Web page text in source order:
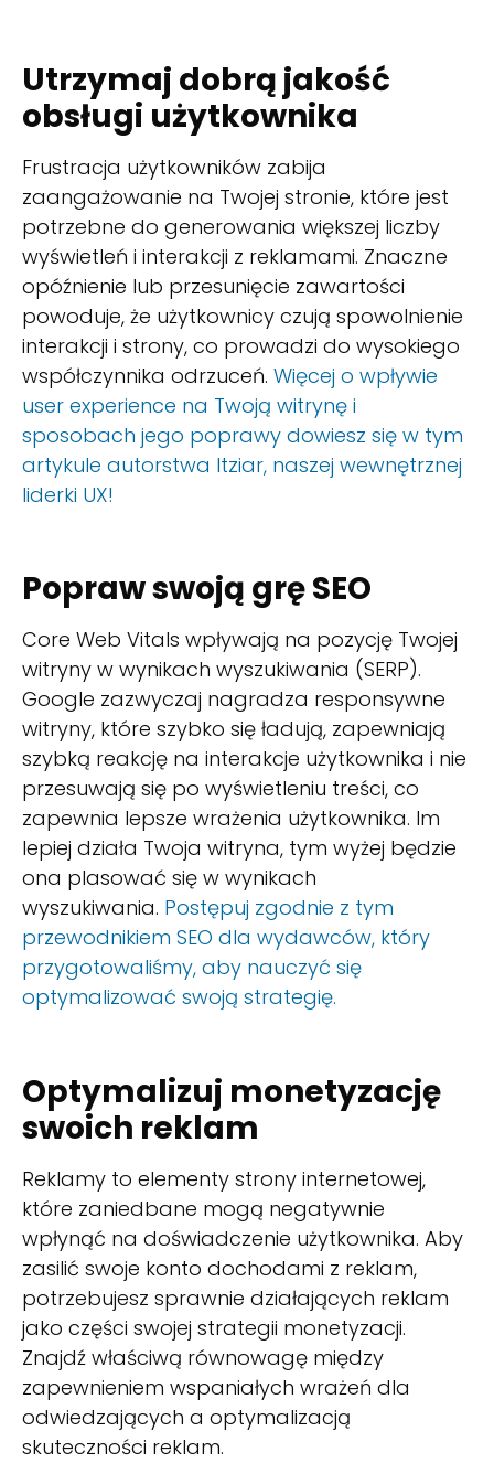
Utrzymaj dobrą jakość
obsługi użytkownika
Frustracja użytkowników zabija
zaangażowanie na Twojej stronie, które jest
potrzebne do generowania większej liczby
wyświetleń i interakcji z reklamami. Znaczne
opóźnienie lub przesunięcie zawartości
powoduje, że użytkownicy czują spowolnienie
interakcji i strony, co prowadzi do wysokiego
współczynnika odrzuceń. Więcej o wpływie
user experience na Twoją witrynę i
sposobach jego poprawy dowiesz się w tym
artykule autorstwa Itziar, naszej wewnętrznej
liderki UX!
Popraw swoją grę SEO
Core Web Vitals wpływają na pozycję Twojej
witryny w wynikach wyszukiwania (SERP).
Google zazwyczaj nagradza responsywne
witryny, które szybko się ładują, zapewniają
szybką reakcję na interakcje użytkownika i nie
przesuwają się po wyświetleniu treści, co
zapewnia lepsze wrażenia użytkownika. Im
lepiej działa Twoja witryna, tym wyżej będzie
ona plasować się w wynikach
wyszukiwania. Postępuj zgodnie z tym
przewodnikiem SEO dla wydawców, który
przygotowaliśmy, aby nauczyć się
optymalizować swoją strategię.
Optymalizuj monetyzację
swoich reklam
Reklamy to elementy strony internetowej,
które zaniedbane mogą negatywnie
wpłynąć na doświadczenie użytkownika. Aby
zasilić swoje konto dochodami z reklam,
potrzebujesz sprawnie działających reklam
jako części swojej strategii monetyzacji.
Znajdź właściwą równowagę między
zapewnieniem wspaniałych wrażeń dla
odwiedzających a optymalizacją
skuteczności reklam.